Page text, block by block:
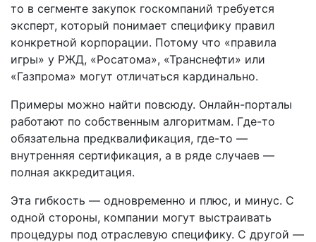
то в сегменте закупок госкомпаний требуется
эксперт, который понимает специфику правил
конкретной корпорации. Потому что «правила
игры» у РЖД, «Росатома», «Транснефти» или
«Газпрома» могут отличаться кардинально.
Примеры можно найти повсюду. Онлайн-порталы
работают по собственным алгоритмам. Где-то
обязательна предквалификация, где-то —
внутренняя сертификация, а в ряде случаев —
полная аккредитация.
Эта гибкость — одновременно и плюс, и минус. С
одной стороны, компании могут выстраивать
процедуры под отраслевую специфику. С другой —